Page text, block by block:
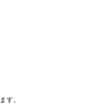
す。